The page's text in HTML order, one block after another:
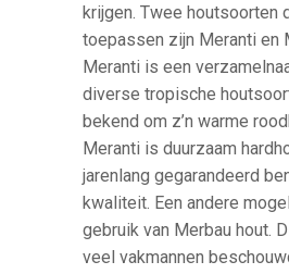
krijgen. Twee houtsoorten
toepassen zijn Meranti en
Meranti is een
diverse tropische
bekend om z’n warme
Meranti is duurzaam
jarenlang gegarandeerd
kwaliteit. Een andere
gebruik van Merbau hout.
veel vakmannen